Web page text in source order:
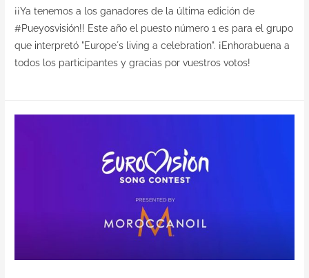
¡¡Ya tenemos a los ganadores de la última edición de
#Pueyosvisión!! Este año el puesto número 1 es para el grupo
que interpretó "Europe´s living a celebration". ¡Enhorabuena a
todos los participantes y gracias por vuestros votos!